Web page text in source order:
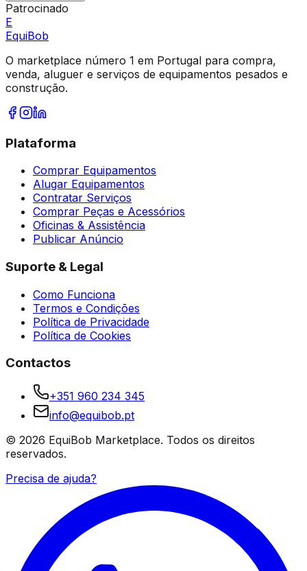
Patrocinado
E
EquiBob
O marketplace número 1 em Portugal para compra,
venda, aluguer e serviços de equipamentos pesados e
construção.
Plataforma
Comprar Equipamentos
Alugar Equipamentos
Contratar Serviços
Comprar Peças e Acessórios
Oficinas & Assistência
Publicar Anúncio
Suporte & Legal
Como Funciona
Termos e Condições
Política de Privacidade
Política de Cookies
Contactos
+351 960 234 345
info@equibob.pt
© 2026 EquiBob Marketplace. Todos os direitos
reservados.
Precisa de ajuda?